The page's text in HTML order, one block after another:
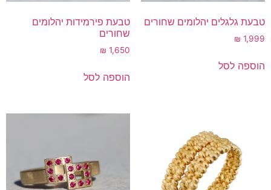
טבעת גלגלים יהלומים שחורים
₪ 1,999
הוספה לסל
טבעת פירמידות יהלומים
שחורים
₪ 1,650
הוספה לסל